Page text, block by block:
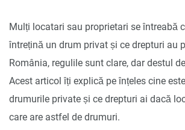
Mulți locatari sau proprietari se întreabă
întrețină un drum privat și ce drepturi au
România, regulile sunt clare, dar destul
Acest articol îți explică pe înțeles cine
drumurile private și ce drepturi ai dacă
care are astfel de drumuri.